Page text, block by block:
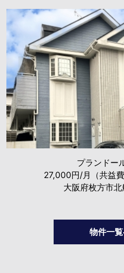
プランドー
27,000円/月（共益
大阪府枚方市
物件一